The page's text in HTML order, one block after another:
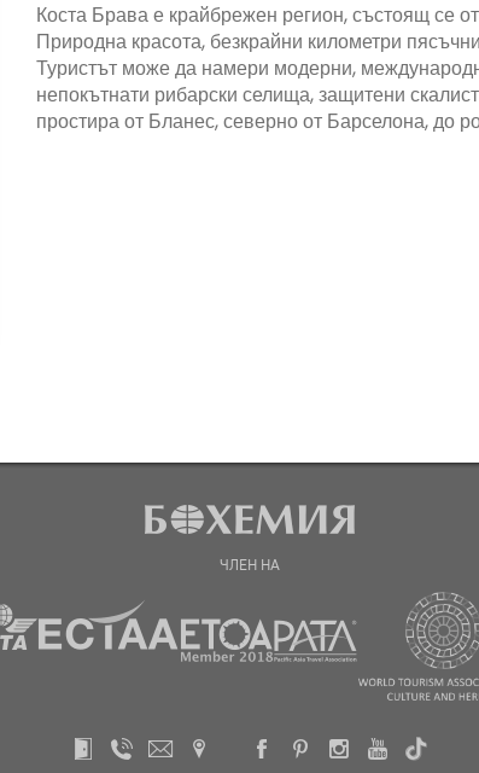
Коста Брава е крайбрежен регион, състоящ
Природна красота, безкрайни километри
Туристът може да намери модерни,
непокътнати рибарски селища, защитени
простира от Бланес, северно от Барселона, до
ЧЛЕН НА